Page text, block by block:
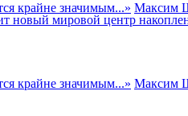
новый мировой центр
крайне значимым...» Максим
крайне значимым...» Максим